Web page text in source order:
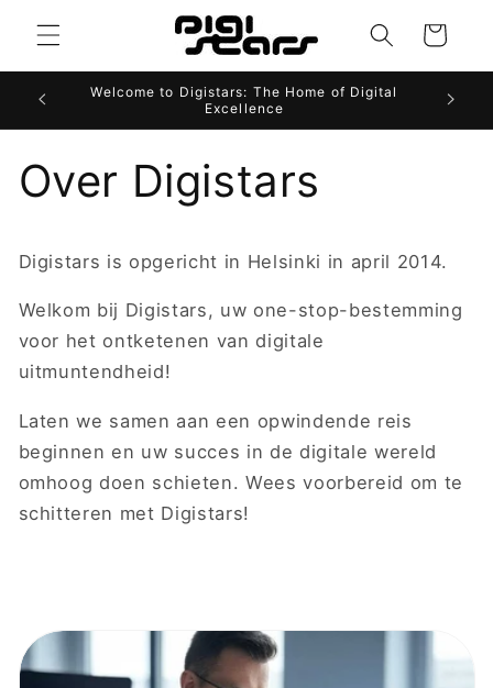
naar de
content
Winkelwagen
Welcome to Digistars: The Home of Digital
Excellence
Over Digistars
Digistars is opgericht in Helsinki in april 2014.
Welkom bij Digistars, uw one-stop-bestemming
voor het ontketenen van digitale
uitmuntendheid!
Laten we samen aan een opwindende reis
beginnen en uw succes in de digitale wereld
omhoog doen schieten. Wees voorbereid om te
schitteren met Digistars!